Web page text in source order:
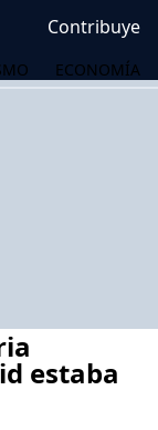
Contribuye
ECONOMÍA
estaba